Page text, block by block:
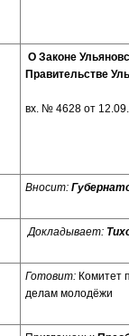
О Законе
Правительстве
вх. № 4628 от
Вносит:
Докладывает:
Готовит: Комитет
делам молодёжи